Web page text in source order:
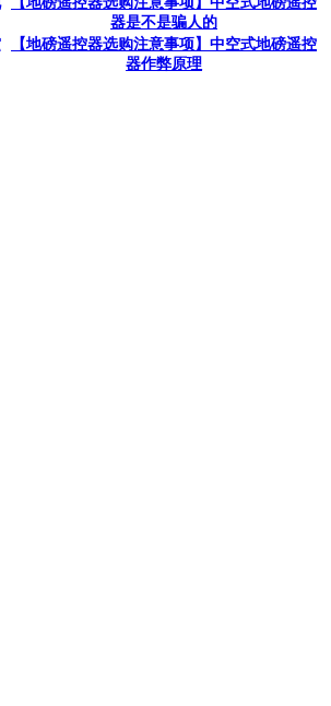
器是不是骗人的
【地磅遥控器选购注意事项】中空式地磅遥控
器作弊原理